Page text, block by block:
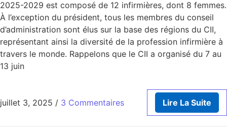
2025-2029 est composé de 12 infirmières, dont 8 femmes.
À l’exception du président, tous les membres du conseil
d’administration sont élus sur la base des régions du CII,
représentant ainsi la diversité de la profession infirmière à
travers le monde. Rappelons que le CII a organisé du 7 au
13 juin
juillet 3, 2025 / 3 Commentaires Lire La Suite